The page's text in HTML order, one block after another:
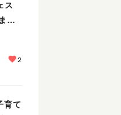
ス
し
2
育て